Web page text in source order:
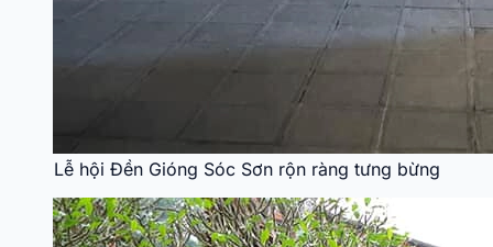
Lễ hội Đền Gióng Sóc Sơn rộn ràng tưng bừng